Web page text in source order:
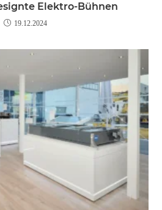
Elektro-Bühnen
19.12.2024